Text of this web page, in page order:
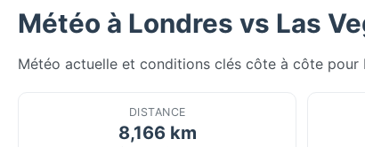
Météo à Londres vs Las
Météo actuelle et conditions clés côte à côte pour
DISTANCE
8,166 km